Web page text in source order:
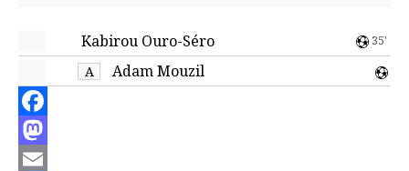
Kabirou Ouro-Séro 35'
A Adam Mouzil
Facebook
Mastodon